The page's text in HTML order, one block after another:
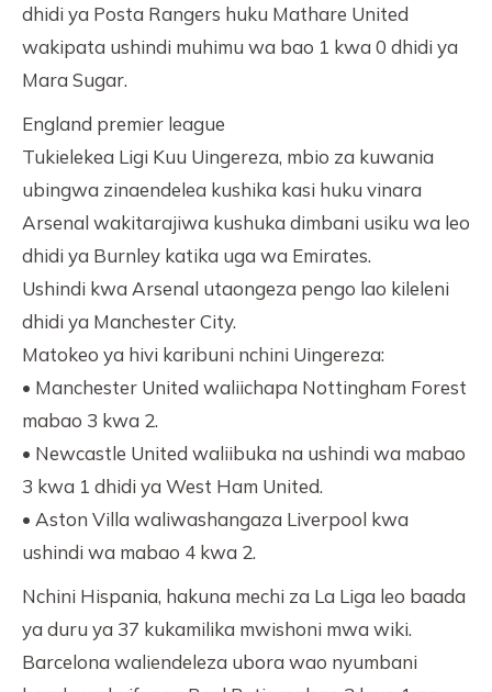
dhidi ya Posta Rangers huku Mathare United
wakipata ushindi muhimu wa bao 1 kwa 0 dhidi ya
Mara Sugar.
England premier league
Tukielekea Ligi Kuu Uingereza, mbio za kuwania
ubingwa zinaendelea kushika kasi huku vinara
Arsenal wakitarajiwa kushuka dimbani usiku wa leo
dhidi ya Burnley katika uga wa Emirates.
Ushindi kwa Arsenal utaongeza pengo lao kileleni
dhidi ya Manchester City.
Matokeo ya hivi karibuni nchini Uingereza:
• Manchester United waliichapa Nottingham Forest
mabao 3 kwa 2.
• Newcastle United waliibuka na ushindi wa mabao
3 kwa 1 dhidi ya West Ham United.
• Aston Villa waliwashangaza Liverpool kwa
ushindi wa mabao 4 kwa 2.
Nchini Hispania, hakuna mechi za La Liga leo baada
ya duru ya 37 kukamilika mwishoni mwa wiki.
Barcelona waliendeleza ubora wao nyumbani